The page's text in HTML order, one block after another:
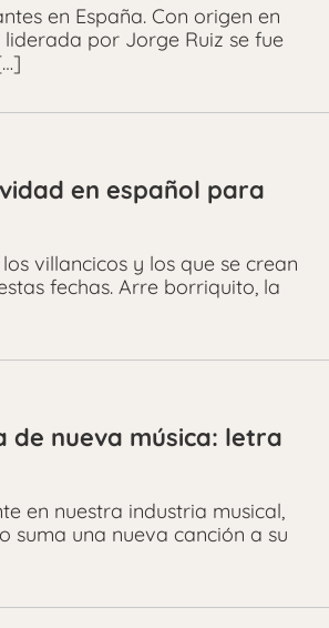
en España. Con origen en
por Jorge Ruiz se fue
en español para
villancicos y los que se crean
fechas. Arre borriquito, la
de nueva música: letra
en nuestra industria musical,
suma una nueva canción a su